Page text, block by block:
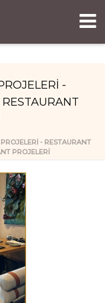
-
- RESTAURANT
PROJELERİ